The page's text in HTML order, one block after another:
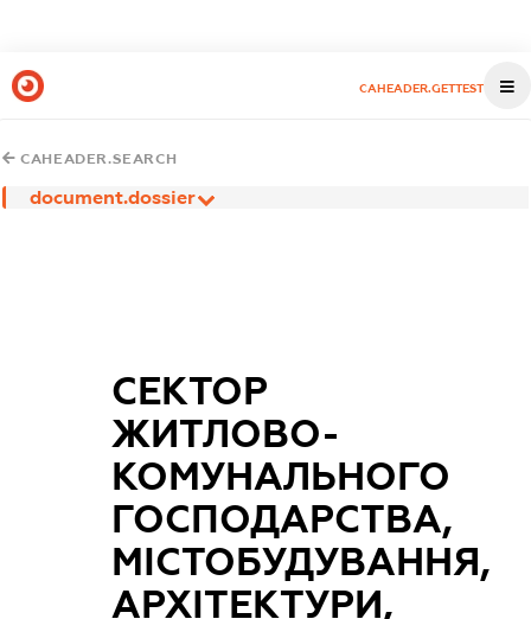
CAHEADER.GETTEST
CAHEADER.SEARCH
document.dossier
СЕКТОР
ЖИТЛОВО-
КОМУНАЛЬНОГО
ГОСПОДАРСТВА,
МІСТОБУДУВАННЯ,
АРХІТЕКТУРИ,